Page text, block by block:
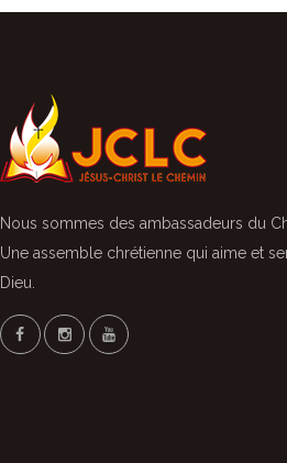
Nous sommes des ambassadeurs du
Une assemble chrétienne qui aime et
Dieu.